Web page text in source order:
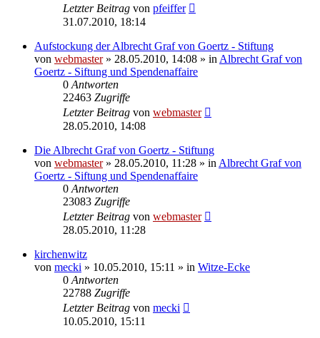
Letzter Beitrag von pfeiffer
31.07.2010, 18:14
Aufstockung der Albrecht Graf von Goertz - Stiftung
von webmaster» 28.05.2010, 14:08 » in Albrecht Graf von
Goertz - Siftung und Spendenaffaire
0 Antworten
22463 Zugriffe
Letzter Beitrag von webmaster
28.05.2010, 14:08
Die Albrecht Graf von Goertz - Stiftung
von webmaster» 28.05.2010, 11:28 » in Albrecht Graf von
Goertz - Siftung und Spendenaffaire
0 Antworten
23083 Zugriffe
Letzter Beitrag von webmaster
28.05.2010, 11:28
kirchenwitz
von mecki » 10.05.2010, 15:11 » in Witze-Ecke
0 Antworten
22788 Zugriffe
Letzter Beitrag von mecki
10.05.2010, 15:11